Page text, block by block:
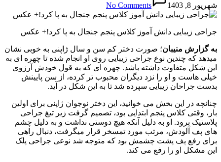
شهریور 8, 1403 No Comments
جراحی زیبایی دانش آموز کلاس پنجم جنجال به پا کرد!+ عکس
به گزارش منیبان؛ صورت دختر کم سن و سال ژاپنی به خوبی نشان
میدهد که چندین نوع جراحی زیبایی روی او انجام شده تا چهره ای به
این شکل متفاوت داشته باشد. چهره ای که به قول خودش آرزوی
خیلی هاست و او را نزد دیگران محبوب تر کرده، از سن پایینش
بدست جراحان زیبایی سپرده شد تا به این شکل در آید.
چنانچه در این بخش می خوانید، این دختر نوجوان ژاپنی برای اولین
بار، وقتی کلاس پنجم ابتدایی بود، تصمیم گرفت زیر تیغ جراحی
پلاستیک برود. او به دلیل آنکه هیچ دوستی نداشت و به دلیل چشم
های پف آلودش، مرتب مورد تمسخر قرار میگرفت، دنبال راهی
برای رفع پف پشت چشمش بود که متوجه شد نوعی جراحی پلک
این مشکل او را رفع می کند.